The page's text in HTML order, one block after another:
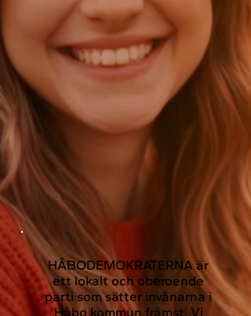
HÅBODEMOKRATERNA är
ett lokalt och oberoende
parti som sätter invånarna i
Håbo kommun främst. Vi